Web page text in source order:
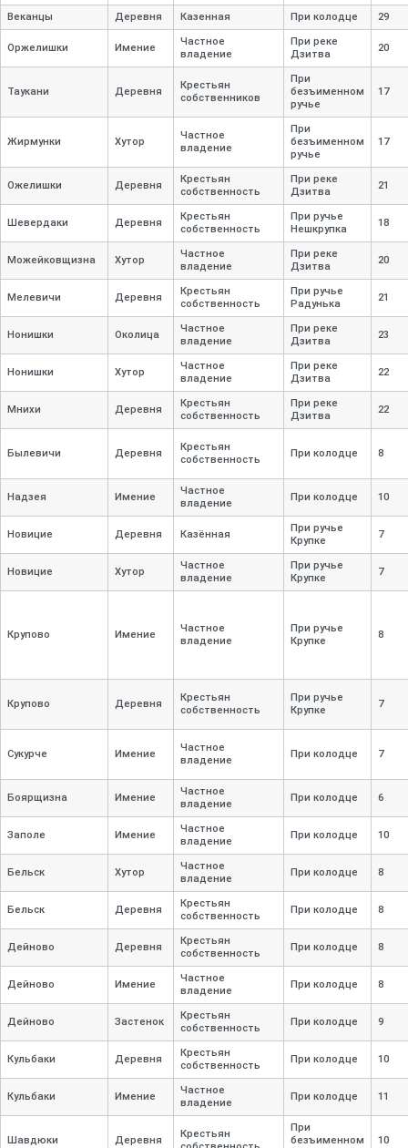
Веканцы Деревня Казенная При колодце 29
Оржелишки Имение
Частное
владение
При реке
Дзитва
20
Таукани Деревня
Крестьян
собственников
При
безъименном
ручье
17
Жирмунки Хутор
Частное
владение
При
безъименном
ручье
17
Ожелишки Деревня
Крестьян
собственность
При реке
Дзитва
21
Шевердаки Деревня
Крестьян
собственность
При ручье
Нешкрупка
18
Можейковщизна Хутор
Частное
владение
При реке
Дзитва
20
Мелевичи Деревня
Крестьян
собственность
При ручье
Радунька
21
Нонишки Околица
Частное
владение
При реке
Дзитва
23
Нонишки Хутор
Частное
владение
При реке
Дзитва
22
Мнихи Деревня
Крестьян
собственность
При реке
Дзитва
22
Былевичи Деревня
Крестьян
собственность
При колодце 8
Надзея Имение
Частное
владение
При колодце 10
Новицие Деревня Казённая
При ручье
Крупке
7
Новицие Хутор
Частное
владение
При ручье
Крупке
7
Крупово Имение
Частное
владение
При ручье
Крупке
8
Крупово Деревня
Крестьян
собственность
При ручье
Крупке
7
Сукурче Имение
Частное
владение
При колодце 7
Боярщизна Имение
Частное
владение
При колодце 6
Заполе Имение
Частное
владение
При колодце 10
Бельск Хутор
Частное
владение
При колодце 8
Бельск Деревня
Крестьян
собственность
При колодце 8
Дейново Деревня
Крестьян
собственность
При колодце 8
Дейново Имение
Частное
владение
При колодце 8
Дейново Застенок
Крестьян
собственность
При колодце 9
Кульбаки Деревня
Крестьян
собственность
При колодце 10
Кульбаки Имение
Частное
владение
При колодце 11
Шавдюки Деревня
Крестьян
При
безъименном
10